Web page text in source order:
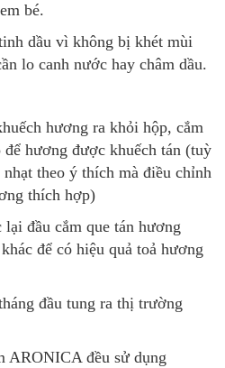
bé.
dầu vì không bị khét mùi
lo canh nước hay châm dầu.
hương ra khỏi hộp, cắm
hương được khuếch tán (tuỳ
theo ý thích mà điều chỉnh
thích hợp)
đầu cắm que tán hương
để có hiệu quả toả hương
đầu tung ra thị trường
ARONICA đều sử dụng